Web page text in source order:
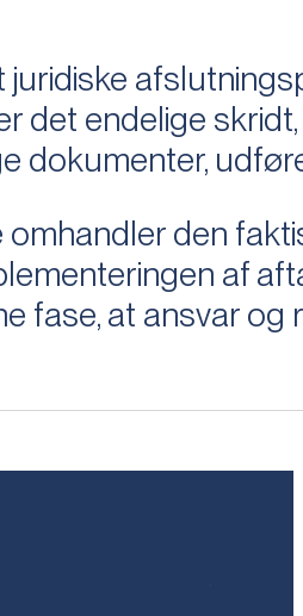
juridiske
det endelige
dokumenter,
den
af
fase, at ansvar